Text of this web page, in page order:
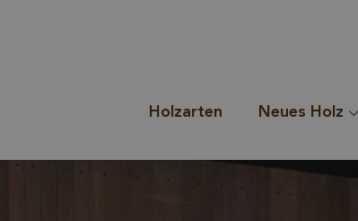
Holzarten Neues Holz